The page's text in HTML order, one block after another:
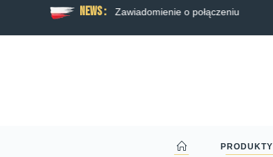
News :
RAGT Zawiadomienie o połączeniu
PRODUKTY